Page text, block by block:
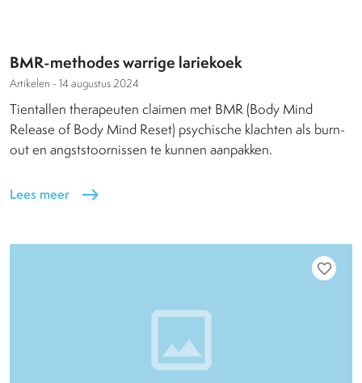
BMR-methodes warrige lariekoek
Artikelen - 14 augustus 2024
Tientallen therapeuten claimen met BMR (Body Mind
Release of Body Mind Reset) psychische klachten als burn-
out en angststoornissen te kunnen aanpakken.
Lees meer east
favorite_border